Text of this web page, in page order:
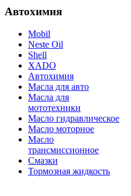
Автохимия
Mobil
Neste Oil
Shell
XADO
Автохимия
Масла для авто
Масла для
мототехники
Масло гидравлическое
Масло моторное
Масло
трансмиссионное
Смазки
Тормозная жидкость